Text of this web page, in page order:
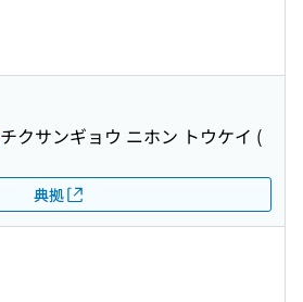
チクサンギョウ ニホン トウケイ (
典拠